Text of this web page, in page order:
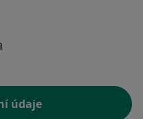
údaje